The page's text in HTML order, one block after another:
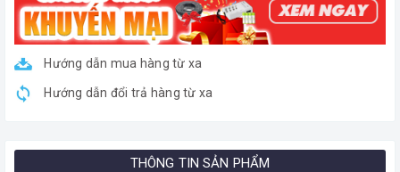
Hướng dẫn mua hàng từ xa
Hướng dẫn đổi trả hàng từ xa
THÔNG TIN SẢN PHẨM